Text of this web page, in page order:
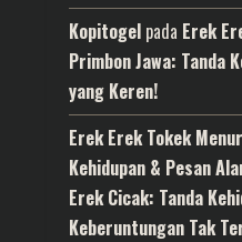
Kopitogel pada Erek
Primbon Jawa: Tanda
yang Keren!
Erek Erek Tokek
Kehidupan & Pesan
Erek Cicak: Tanda
Keberuntungan Tak